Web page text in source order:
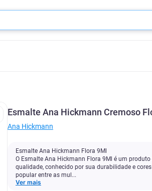
Esmalte Ana Hickmann Cremoso
Ana Hickmann
Esmalte Ana Hickmann Flora 9Ml
O Esmalte Ana Hickmann Flora 9Ml é um
qualidade, conhecido por sua durabilidade e
popular entre as mul...
Ver mais